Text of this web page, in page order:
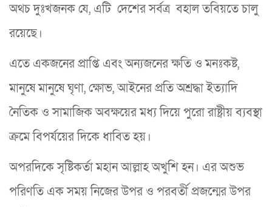
অথচ দুঃখজনক যে, এটি দেশের সর্বত্র বহাল তবিয়তে চালু
রয়েছে।
এতে একজনের প্রাপ্তি এবং অন্যজনের ক্ষতি ও মনঃকষ্ট,
মানুষে মানুষে ঘৃণা, ক্ষোভ, আইনের প্রতি অশ্রদ্ধা ইত্যাদি
নৈতিক ও সামাজিক অবক্ষয়ের মধ্য দিয়ে পুরো রাষ্ট্রীয় ব্যবস্থা
ক্রমে বিপর্যয়ের দিকে ধাবিত হয়।
অপরদিকে সৃষ্টিকর্তা মহান আল্লাহ অখুশি হন। এর অশুভ
পরিণতি এক সময় নিজের উপর ও পরবর্তী প্রজন্মের উপর